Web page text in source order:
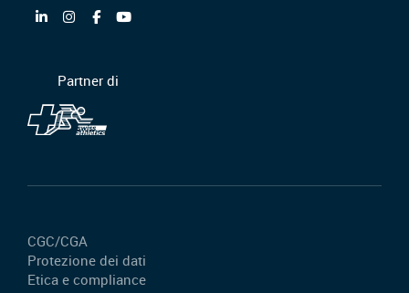
Partner di
CGC/CGA
Protezione dei dati
Etica e compliance